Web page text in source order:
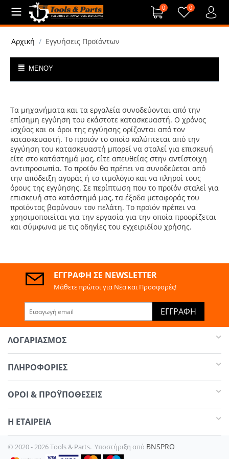
0 0
Αρχική / Εγγυήσεις Προϊόντων
ΜΕΝΟΎ
Τα μηχανήματα και τα εργαλεία συνοδεύονται από την
επίσημη εγγύηση του εκάστοτε κατασκευαστή. Ο χρόνος
ισχύος και οι όροι της εγγύησης ορίζονται από τον
κατασκευαστή. Το προϊόν το οποίο καλύπτεται από την
εγγύηση του κατασκευαστή μπορεί να σταλεί για επισκευή
είτε στο κατάστημά μας, είτε απευθείας στην αντίστοιχη
αντιπροσωπία. Το προϊόν θα πρέπει να συνοδεύεται από
την απόδειξη αγοράς ή το τιμολόγιο και να πληροί τους
όρους της εγγύησης. Σε περίπτωση που το προϊόν σταλεί για
επισκευή στο κατάστημά μας, τα έξοδα μεταφοράς του
προϊόντος βαρύνουν τον πελάτη. Το προϊόν πρέπει να
χρησιμοποιείται για την εργασία για την οποία προορίζεται
και σύμφωνα με τις οδηγίες του εγχειριδίου χρήσης.
ΕΓΓΡΑΦΉ ΣΕ NEWSLETTER
Μάθετε πρώτοι για Νέα και Προσφορές!
ΕΓΓΡΑΦΉ
ΛΟΓΑΡΙΑΣΜΌΣ
ΠΛΗΡΟΦΟΡΊΕΣ
ΌΡΟΙ & ΠΡΟΫΠΟΘΈΣΕΙΣ
Η ΕΤΑΙΡΕΊΑ​
© 2020 - 2026 Tools & Parts. Υποστήριξη από BNSPRO